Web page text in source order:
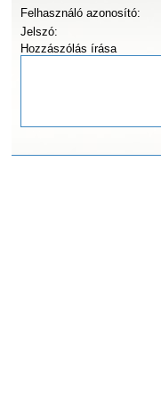
Felhasználó azonosító:
Jelszó:
Hozzászólás írása